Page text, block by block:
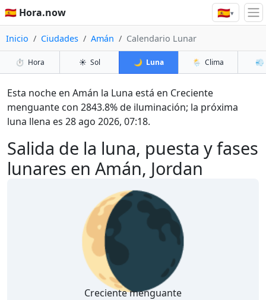
🇪🇸 Hora.now 🇪🇸▾
Inicio Ciudades Amán Calendario Lunar
⏱️ Hora ☀️ Sol 🌙 Luna 🌦️ Clima 💨
Salida de la luna, puesta y fases
lunares en Amán, Jordan
Esta noche en Amán la Luna está en Creciente
menguante con 2843.8% de iluminación; la próxima
luna llena es 28 ago 2026, 07:18.
🌘
Creciente menguante